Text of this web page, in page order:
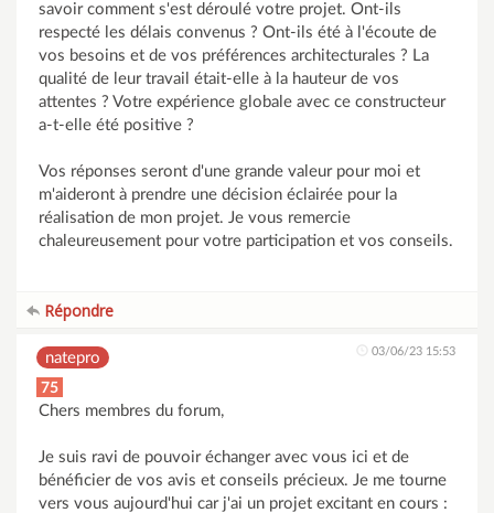
savoir comment s'est déroulé votre projet. Ont-ils
respecté les délais convenus ? Ont-ils été à l'écoute de
vos besoins et de vos préférences architecturales ? La
qualité de leur travail était-elle à la hauteur de vos
attentes ? Votre expérience globale avec ce constructeur
a-t-elle été positive ?
Vos réponses seront d'une grande valeur pour moi et
m'aideront à prendre une décision éclairée pour la
réalisation de mon projet. Je vous remercie
chaleureusement pour votre participation et vos conseils.
Répondre
natepro 03/06/23 15:53
75
Chers membres du forum,
Je suis ravi de pouvoir échanger avec vous ici et de
bénéficier de vos avis et conseils précieux. Je me tourne
vers vous aujourd'hui car j'ai un projet excitant en cours :